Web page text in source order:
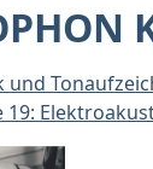
und
19: